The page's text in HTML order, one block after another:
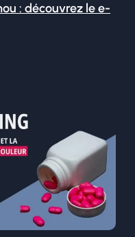
: découvrez le e-